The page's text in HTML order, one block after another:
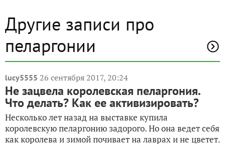
Другие записи про
пеларгонии
lucy5555 26 сентября 2017, 20:24
Не зацвела королевская пеларгония.
Что делать? Как ее активизировать?
Несколько лет назад на выставке купила
королевскую пеларгонию задорого. Но она ведет себя
как королева и зимой почивает на лаврах и не цветет.